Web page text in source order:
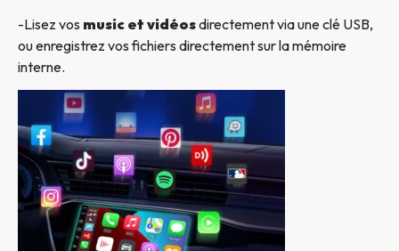
-Lisez vos music et vidéosdirectement via une clé USB,
ou enregistrez vos fichiers directement sur la mémoire
interne.